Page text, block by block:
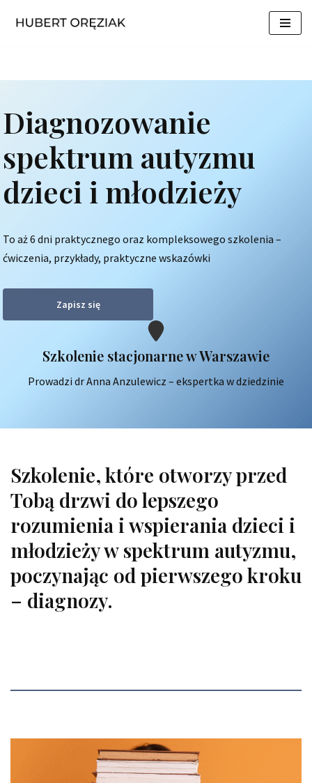
Diagnozowanie
spektrum autyzmu
dzieci i młodzieży
To aż 6 dni praktycznego oraz kompleksowego szkolenia –
ćwiczenia, przykłady, praktyczne wskazówki
Zapisz się
Szkolenie stacjonarne w Warszawie
Prowadzi dr Anna Anzulewicz – ekspertka w dziedzinie
Szkolenie, które otworzy przed
Tobą drzwi do lepszego
rozumienia i wspierania dzieci i
młodzieży w spektrum autyzmu,
poczynając od pierwszego kroku
– diagnozy.